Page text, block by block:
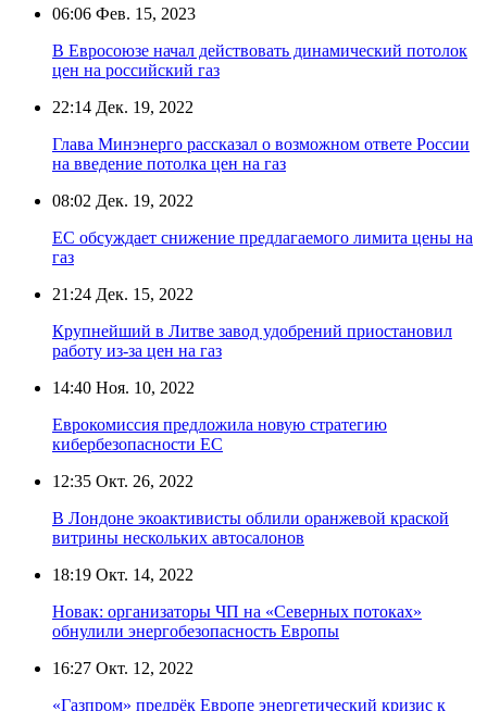
06:06 Фев. 15, 2023
В Евросоюзе начал действовать динамический потолок
цен на российский газ
22:14 Дек. 19, 2022
Глава Минэнерго рассказал о возможном ответе России
на введение потолка цен на газ
08:02 Дек. 19, 2022
ЕС обсуждает снижение предлагаемого лимита цены на
газ
21:24 Дек. 15, 2022
Крупнейший в Литве завод удобрений приостановил
работу из-за цен на газ
14:40 Ноя. 10, 2022
Еврокомиссия предложила новую стратегию
кибербезопасности ЕС
12:35 Окт. 26, 2022
В Лондоне экоактивисты облили оранжевой краской
витрины нескольких автосалонов
18:19 Окт. 14, 2022
Новак: организаторы ЧП на «Северных потоках»
обнулили энергобезопасность Европы
16:27 Окт. 12, 2022
«Газпром» предрёк Европе энергетический кризис к